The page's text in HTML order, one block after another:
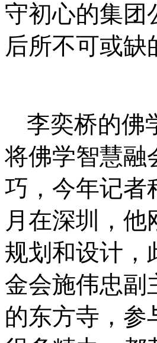
守初心的集团
后所不可或缺
李奕桥的佛
将佛学智慧融
巧，今年记者
月在深圳，
规划和设计，
金会施伟忠副
的东方寺，参